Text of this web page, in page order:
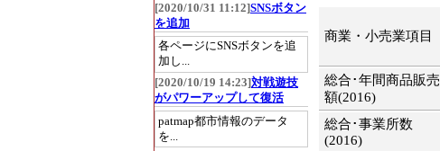
商業・小売業項目
総合･年間商品販売
額(2016)
総合･事業所数
(2016)
[2020/10/31 11:12]SNSボタン
を追加
各ページにSNSボタンを追
加し...
[2020/10/19 14:23]対戦遊技
がパワーアップして復活
patmap都市情報のデータ
を...